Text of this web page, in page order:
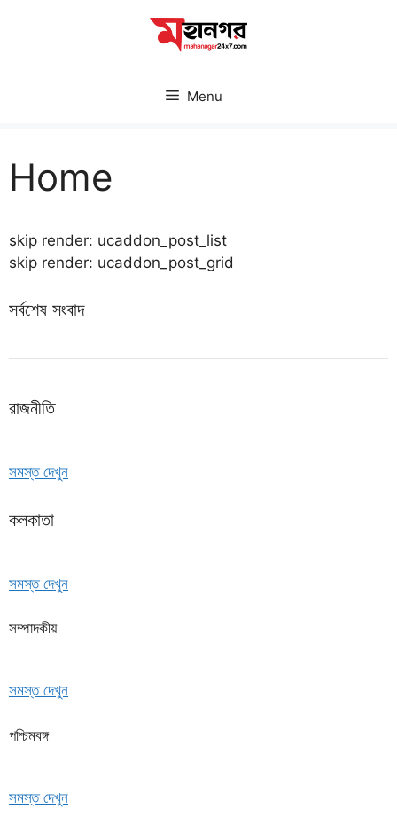
Menu
Home
skip render: ucaddon_post_list
skip render: ucaddon_post_grid
সর্বশেষ সংবাদ
রাজনীতি
সমস্ত দেখুন
কলকাতা
সমস্ত দেখুন
সম্পাদকীয়
সমস্ত দেখুন
পশ্চিমবঙ্গ
সমস্ত দেখুন